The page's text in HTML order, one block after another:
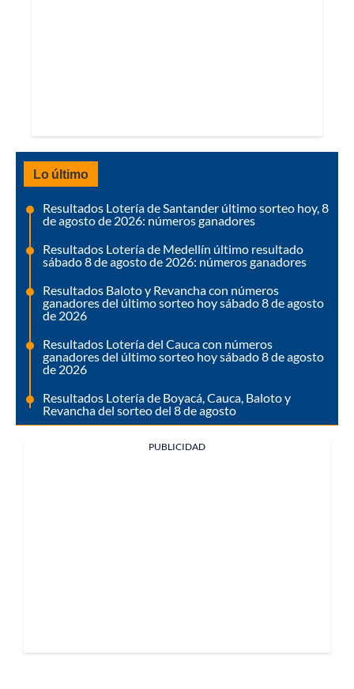
Lo último
Resultados Lotería de Santander último sorteo hoy, 8
de agosto de 2026: números ganadores
Resultados Lotería de Medellín último resultado
sábado 8 de agosto de 2026: números ganadores
Resultados Baloto y Revancha con números
ganadores del último sorteo hoy sábado 8 de agosto
de 2026
Resultados Lotería del Cauca con números
ganadores del último sorteo hoy sábado 8 de agosto
de 2026
Resultados Lotería de Boyacá, Cauca, Baloto y
Revancha del sorteo del 8 de agosto
PUBLICIDAD